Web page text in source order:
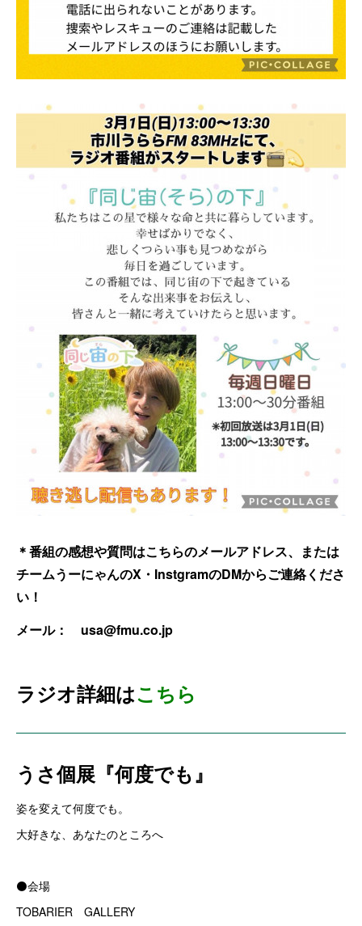
＊番組の感想や質問はこちらのメールアドレス、または
チームうーにゃんのX・InstgramのDMからご連絡くださ
い！
メール： usa@fmu.co.jp
ラジオ詳細はこちら
うさ個展『何度でも』
姿を変えて何度でも。
大好きな、あなたのところへ
⚫会場
TOBARIER GALLERY